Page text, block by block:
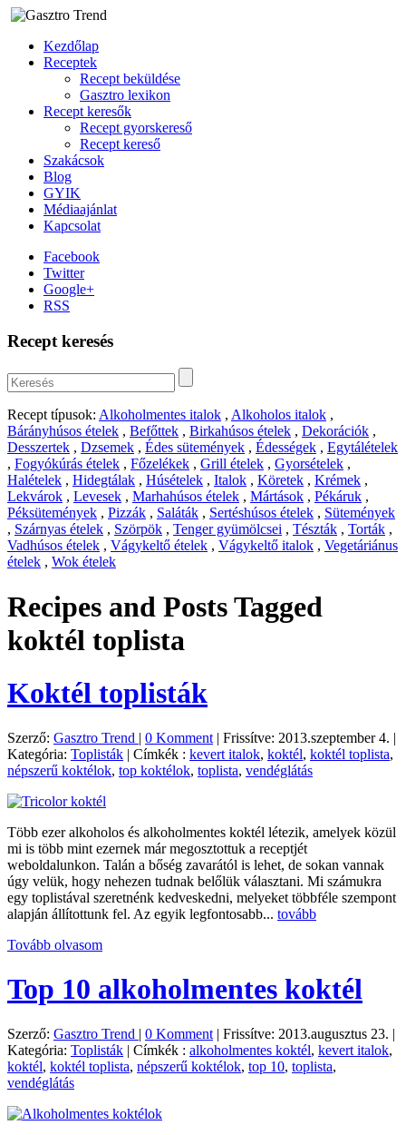
Kezdőlap
Receptek
Recept beküldése
Gasztro lexikon
Recept keresők
Recept gyorskereső
Recept kereső
Szakácsok
Blog
GYIK
Médiaajánlat
Kapcsolat
Facebook
Twitter
Google+
RSS
Recept keresés
Recept típusok: Alkoholmentes italok , Alkoholos italok ,
Bárányhúsos ételek , Befőttek , Birkahúsos ételek , Dekorációk ,
Desszertek , Dzsemek , Édes sütemények , Édességek , Egytálételek
, Fogyókúrás ételek , Főzelékek , Grill ételek , Gyorsételek ,
Halételek , Hidegtálak , Húsételek , Italok , Köretek , Krémek ,
Lekvárok , Levesek , Marhahúsos ételek , Mártások , Pékáruk ,
Péksütemények , Pizzák , Saláták , Sertéshúsos ételek , Sütemények
, Szárnyas ételek , Szörpök , Tenger gyümölcsei , Tészták , Torták ,
Vadhúsos ételek , Vágykeltő ételek , Vágykeltő italok , Vegetáriánus
ételek , Wok ételek
Recipes and Posts Tagged
koktél toplista
Koktél toplisták
Szerző: Gasztro Trend | 0 Komment | Frissítve: 2013.szeptember 4. |
Kategória: Toplisták | Címkék : kevert italok, koktél, koktél toplista,
népszerű koktélok, top koktélok, toplista, vendéglátás
Több ezer alkoholos és alkoholmentes koktél létezik, amelyek közül
mi is több mint ezernek már megosztottuk a receptjét
weboldalunkon. Talán a bőség zavarától is lehet, de sokan vannak
úgy velük, hogy nehezen tudnak belőlük választani. Mi számukra
egy toplistával szeretnénk kedveskedni, melyeket többféle szempont
alapján állítottunk fel. Az egyik legfontosabb... tovább
Tovább olvasom
Top 10 alkoholmentes koktél
Szerző: Gasztro Trend | 0 Komment | Frissítve: 2013.augusztus 23. |
Kategória: Toplisták | Címkék : alkoholmentes koktél, kevert italok,
koktél, koktél toplista, népszerű koktélok, top 10, toplista,
vendéglátás